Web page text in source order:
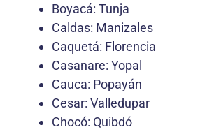
Boyacá: Tunja
Caldas: Manizales
Caquetá: Florencia
Casanare: Yopal
Cauca: Popayán
Cesar: Valledupar
Chocó: Quibdó